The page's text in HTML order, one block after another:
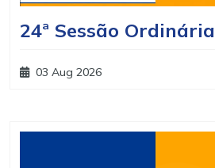
24ª Sessão Ordinária
03 Aug 2026